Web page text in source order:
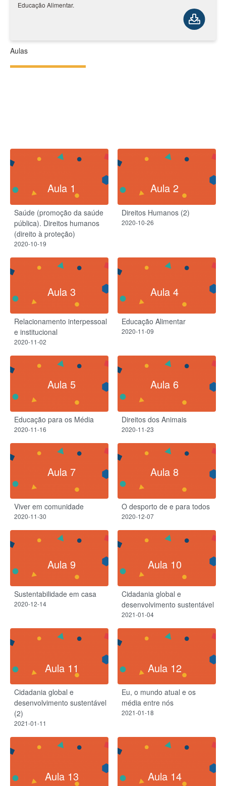
Educação Alimentar.
Aulas
Aula 1
Saúde (promoção da saúde
pública). Direitos humanos
(direito à proteção)
2020-10-19
Aula 2
Direitos Humanos (2)
2020-10-26
Aula 3
Relacionamento interpessoal
e institucional
2020-11-02
Aula 4
Educação Alimentar
2020-11-09
Aula 5
Educação para os Média
2020-11-16
Aula 6
Direitos dos Animais
2020-11-23
Aula 7
Viver em comunidade
2020-11-30
Aula 8
O desporto de e para todos
2020-12-07
Aula 9
Sustentabilidade em casa
2020-12-14
Aula 10
Cidadania global e
desenvolvimento sustentável
2021-01-04
Aula 11
Cidadania global e
desenvolvimento sustentável
(2)
2021-01-11
Aula 12
Eu, o mundo atual e os
média entre nós
2021-01-18
Aula 13 Aula 14